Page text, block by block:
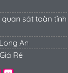
sát toàn tỉnh
An
Rẻ